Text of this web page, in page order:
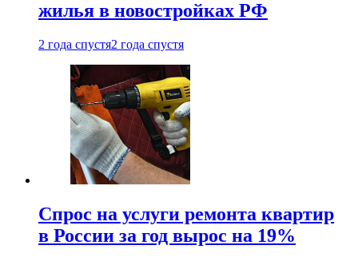
жилья в новостройках РФ
2 года спустя2 года спустя
Спрос на услуги ремонта квартир
в России за год вырос на 19%